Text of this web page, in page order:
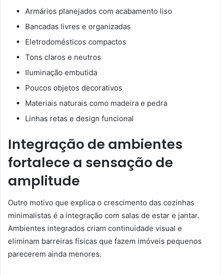
Armários planejados com acabamento liso
Bancadas livres e organizadas
Eletrodomésticos compactos
Tons claros e neutros
Iluminação embutida
Poucos objetos decorativos
Materiais naturais como madeira e pedra
Linhas retas e design funcional
Integração de ambientes
fortalece a sensação de
amplitude
Outro motivo que explica o crescimento das cozinhas
minimalistas é a integração com salas de estar e jantar.
Ambientes integrados criam continuidade visual e
eliminam barreiras físicas que fazem imóveis pequenos
parecerem ainda menores.